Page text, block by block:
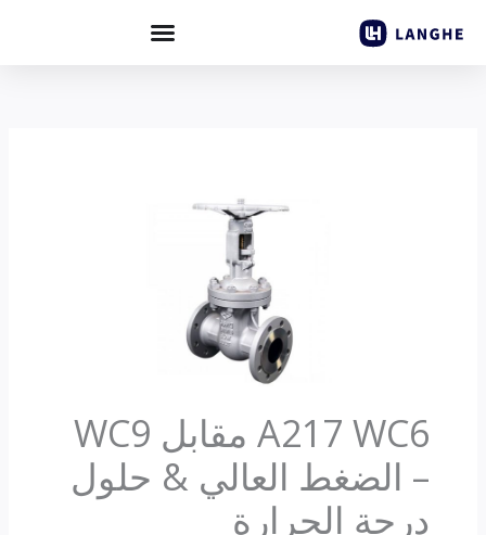
A217 WC6 مقابل WC9
– الضغط العالي & حلول
درجة الحرارة